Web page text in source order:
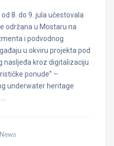
8. do 9. jula učestovala
održana u Mostaru na
i podvodnog
u okviru projekta pod
nasljeđa kroz digitalizaciju
ponude” –
underwater heritage
News